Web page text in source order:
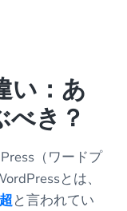
い：あ
き？
（ワードプ
とは、
と言われてい